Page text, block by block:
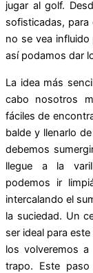
jugar al golf.
sofisticadas, para
no se vea
así podamos dar
La idea más
cabo nosotros
fáciles de
balde y llenarlo
debemos
llegue a la
podemos ir
intercalando el
la suciedad. Un
ser ideal para
los volveremos
trapo. Este